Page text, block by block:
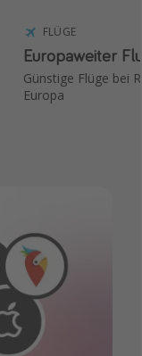
FLÜGE
Europaweiter
Günstige Flüge bei
Europa